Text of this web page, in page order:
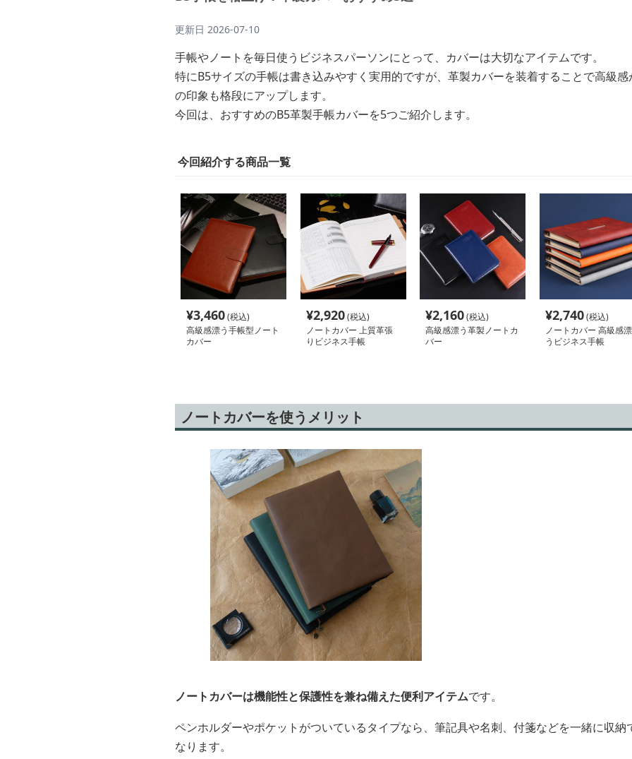
更新日 2026-07-10
手帳やノートを毎日使うビジネスパーソンにとって、カバーは大切なアイテムです。
特にB5サイズの手帳は書き込みやすく実用的ですが、革製カバーを装着することで高級
の印象も格段にアップします。
今回は、おすすめのB5革製手帳カバーを5つご紹介します。
今回紹介する商品一覧
¥3,460(税込)
高級感漂う手帳型ノート
カバー
¥2,920(税込)
ノートカバー 上質革張
りビジネス手帳
¥2,160(税込)
高級感漂う革製ノートカ
バー
¥2,740(税込)
ノートカバー 高級感漂
うビジネス手帳
ノートカバーを使うメリット
ノートカバーは機能性と保護性を兼ね備えた便利アイテムです。
ペンホルダーやポケットがついているタイプなら、筆記具や名刺、付箋などを一緒に収納
なります。